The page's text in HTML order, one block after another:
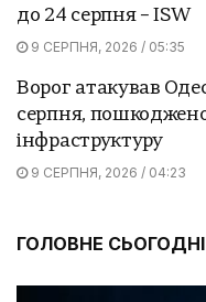
до 24 серпня – ISW
9 СЕРПНЯ, 2026 / 05:35
Ворог атакував
серпня,
інфраструктуру
9 СЕРПНЯ, 2026 / 04:23
ГОЛОВНЕ СЬОГОДНІ